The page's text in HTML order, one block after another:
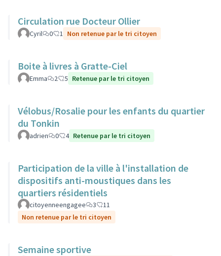
Circulation rue Docteur Ollier
Cyril 0 1 Non retenue par le tri citoyen
Boite à livres à Gratte-Ciel
Emma 2 5 Retenue par le tri citoyen
Vélobus/Rosalie pour les enfants du quartier
du Tonkin
adrien 0 4 Retenue par le tri citoyen
Participation de la ville à l'installation de
dispositifs anti-moustiques dans les
quartiers résidentiels
citoyenneengagee 3
11
Non retenue par le tri citoyen
Semaine sportive